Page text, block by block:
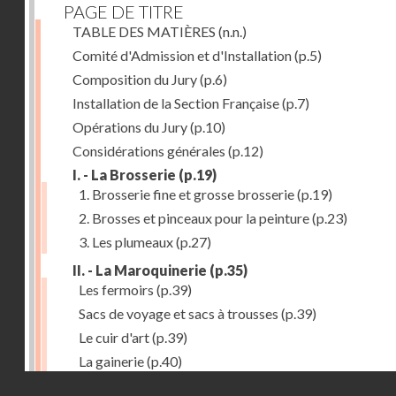
PAGE DE TITRE
TABLE DES MATIÈRES (n.n.)
Comité d'Admission et d'Installation(p.5)
Composition du Jury(p.6)
Installation de la Section Française(p.7)
Opérations du Jury(p.10)
Considérations générales (p.12)
I. - La Brosserie (p.19)
1. Brosserie fine et grosse brosserie(p.19)
2. Brosses et pinceaux pour la peinture(p.23)
3. Les plumeaux(p.27)
II. - La Maroquinerie (p.35)
Les fermoirs (p.39)
Sacs de voyage et sacs à trousses (p.39)
Le cuir d'art(p.39)
La gainerie(p.40)